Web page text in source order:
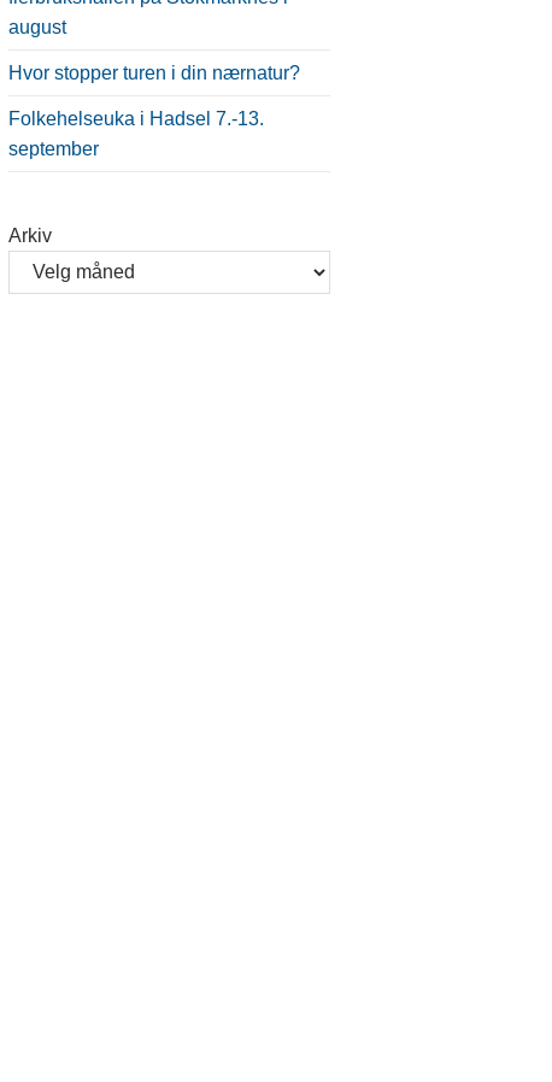
august
Hvor stopper turen i din nærnatur?
Folkehelseuka i Hadsel 7.-13.
september
Arkiv